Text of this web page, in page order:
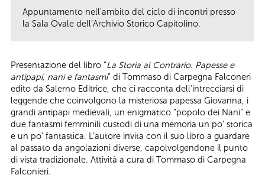
Appuntamento nell'ambito del ciclo di incontri presso
la Sala Ovale dell’Archivio Storico Capitolino.
Presentazione del libro “La Storia al Contrario. Papesse e
antipapi, nani e fantasmi” di Tommaso di Carpegna Falconeri
edito da Salerno Editrice, che ci racconta dell’intrecciarsi di
leggende che coinvolgono la misteriosa papessa Giovanna, i
grandi antipapi medievali, un enigmatico “popolo dei Nani” e
due fantasmi femminili custodi di una memoria un po’ storica
e un po’ fantastica. L’autore invita con il suo libro a guardare
al passato da angolazioni diverse, capolvolgendone il punto
di vista tradizionale. Attività a cura di Tommaso di Carpegna
Falconieri.